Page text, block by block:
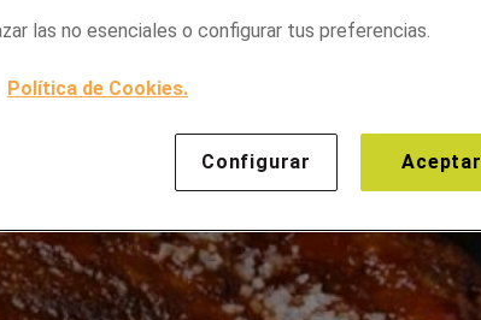
las no esenciales o configurar tus preferencias.
Política de Cookies.
Configurar Aceptar